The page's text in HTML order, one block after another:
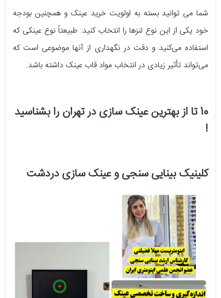
شما می توانید بسته به اولویت خرید عینک و همچنین بودجه
خود یکی از این نوع لنزها را انتخاب کنید. طبیعتاً نوع عینکی که
استفاده می‌کنید و دقت در نگهداری از آنها موضوعی است که
می‌تواند تأثیر زیادی در انتخاب مواد قاب عینک داشته باشد.
10 تا از بهترین عینک سازی در تهران را بشناسید
!
کلینیک بینایی سنجی و عینک سازی دردشت